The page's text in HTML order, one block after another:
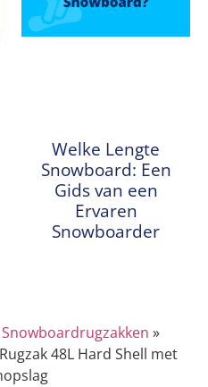
Welke Lengte
Snowboard: Een
Gids van een
Ervaren
Snowboarder
Snowboardrugzakken »
48L Hard Shell met